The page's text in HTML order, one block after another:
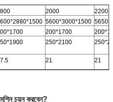
2000
2200
5600*3000*1500
200*1700
250*2100
21 21
চয়ন করবেন?